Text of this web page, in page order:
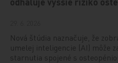
Nová štúdia naznačuje, že
umelej inteligencie (AI) môže
starnutia spojené s